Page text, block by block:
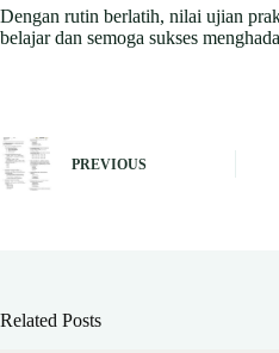
Dengan rutin berlatih, nilai ujian
belajar dan semoga sukses
PREVIOUS
Related Posts